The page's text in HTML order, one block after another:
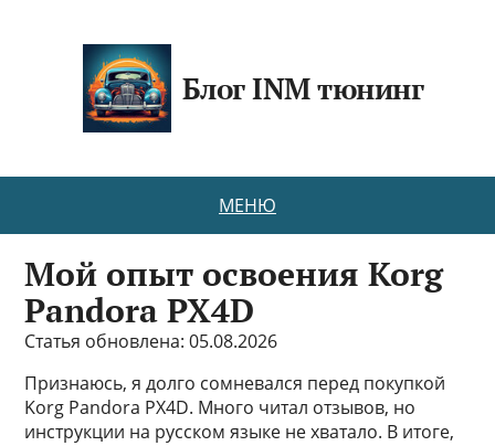
Блог INM тюнинг
МЕНЮ
Мой опыт освоения Korg
Pandora PX4D
Статья обновлена: 05.08.2026
Признаюсь, я долго сомневался перед покупкой
Korg Pandora PX4D. Много читал отзывов, но
инструкции на русском языке не хватало. В итоге,